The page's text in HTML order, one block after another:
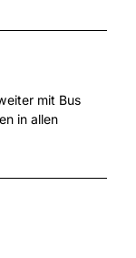
mit Bus
in allen